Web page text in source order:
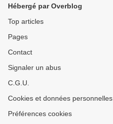
Hébergé par Overblog
Top articles
Pages
Contact
Signaler un abus
C.G.U.
Cookies et données personnelles
Préférences cookies